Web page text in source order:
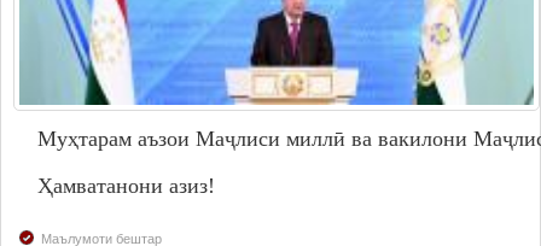
Муҳтарам аъзои Маҷлиси миллӣ ва вакилони
Ҳамватанони азиз!
Маълумоти бештар